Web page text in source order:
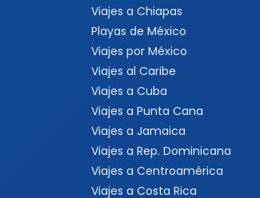
Viajes a Chiapas
Playas de México
Viajes por México
Viajes al Caribe
Viajes a Cuba
Viajes a Punta Cana
Viajes a Jamaica
Viajes a Rep. Dominicana
Viajes a Centroamérica
Viajes a Costa Rica